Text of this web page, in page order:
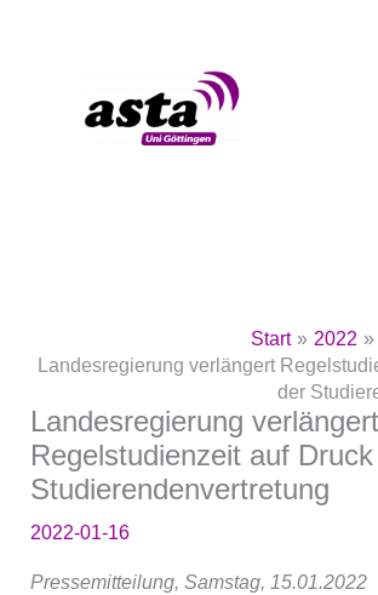
Start 2022
Landesregierung verlängert
der
Landesregierung verlängert
Regelstudienzeit auf
Studierendenvertretung
2022-01-16
Pressemitteilung, Samstag, 15.01.2022